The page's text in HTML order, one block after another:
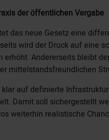
der öffentlichen Vergabe
das neue Gesetz eine
wird der Druck auf eine
erhöht. Andererseits bleibt
mittelstandsfreundlichen
auf definierte
Damit soll sichergestellt
weiterhin realistische